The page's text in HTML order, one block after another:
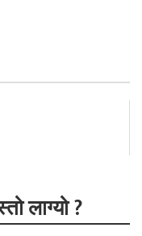
लाग्यो ?